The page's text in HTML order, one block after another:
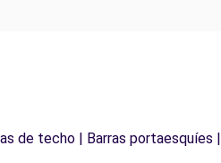
de techo | Barras portaesquíes |